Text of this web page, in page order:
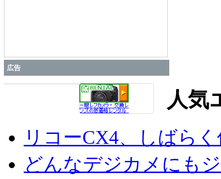
広告
人気
リコーCX4、しばら
どんなデジカメにも